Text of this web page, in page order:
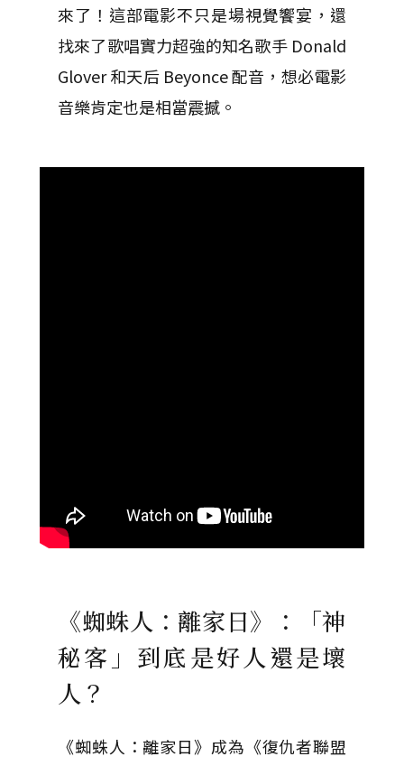
來了！這部電影不只是場視覺饗宴，還
找來了歌唱實力超強的知名歌手 Donald
Glover 和天后 Beyonce 配音，想必電影
音樂肯定也是相當震撼。
《蜘蛛人：離家日》：「神
秘客」到底是好人還是壞
人？
《蜘蛛人：離家日》成為《復仇者聯盟